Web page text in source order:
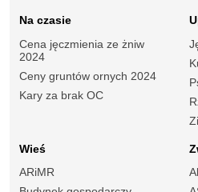
Na czasie
Cena jęczmienia ze żniw
2024
Ceny gruntów ornych 2024
Kary za brak OC
Wieś
ARiMR